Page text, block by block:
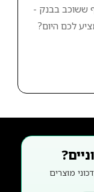
ששוכב בבנק -
לכם היום?
מוצרים